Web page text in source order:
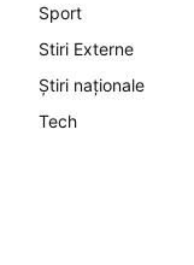
Sport
Stiri Externe
Știri naționale
Tech